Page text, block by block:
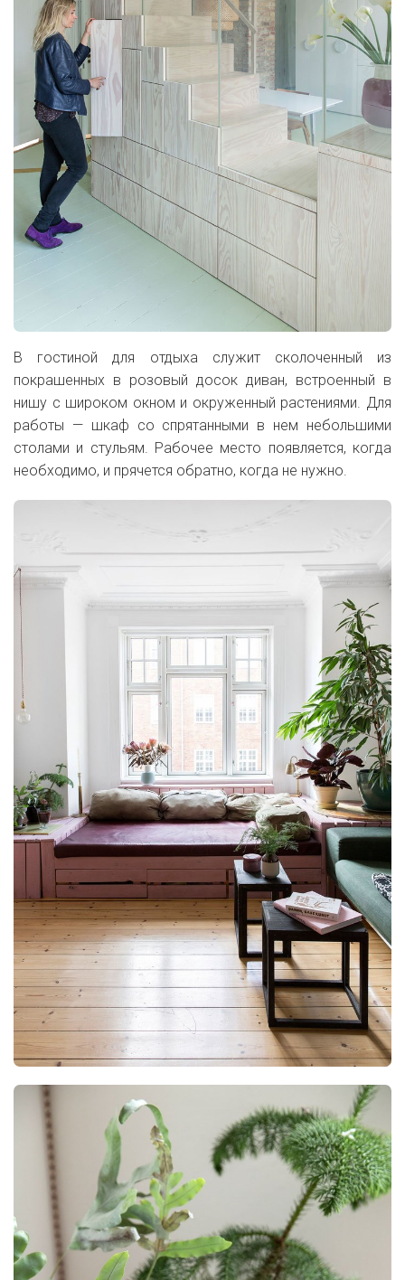
В гостиной для отдыха служит сколоченный из
покрашенных в розовый досок диван, встроенный в
нишу с широком окном и окруженный растениями. Для
работы — шкаф со спрятанными в нем небольшими
столами и стульям. Рабочее место появляется, когда
необходимо, и прячется обратно, когда не нужно.